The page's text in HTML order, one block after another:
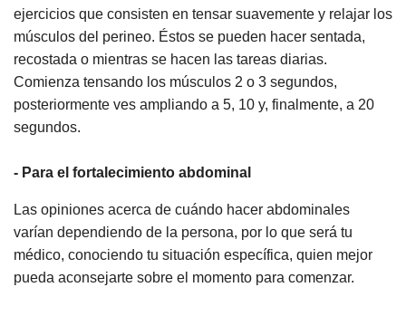
ejercicios que consisten en tensar suavemente y relajar los
músculos del perineo. Éstos se pueden hacer sentada,
recostada o mientras se hacen las tareas diarias.
Comienza tensando los músculos 2 o 3 segundos,
posteriormente ves ampliando a 5, 10 y, finalmente, a 20
segundos.
- Para el fortalecimiento abdominal
Las opiniones acerca de cuándo hacer abdominales
varían dependiendo de la persona, por lo que será tu
médico, conociendo tu situación específica, quien mejor
pueda aconsejarte sobre el momento para comenzar.